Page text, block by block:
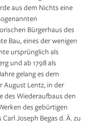
aus dem Nichts eine
Bürgerhaus des
Bau, eines der wenigen
ursprünglich als
und ab 1798 als
gelang es dem
August Lentz, in der
des Wiederaufbaus den
des gebürtigen
Joseph Begas d. Ä. zu